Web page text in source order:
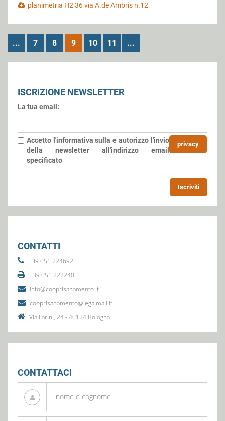
planimetria H2 36 via A.de Ambris n.12
... 7 8 9 10 11 ...
ISCRIZIONE NEWSLETTER
La tua email:
Accetto l'informativa sulla privacy
e autorizzo l'invio
della newsletter all'indirizzo email
specificato
Iscriviti
CONTATTI
+39 051.224692
+39 051.222240
info@cooprisanamento.it
cooprisanamento@legalmail.it
Via Farini, 24 - 40124 Bologna
CONTATTACI